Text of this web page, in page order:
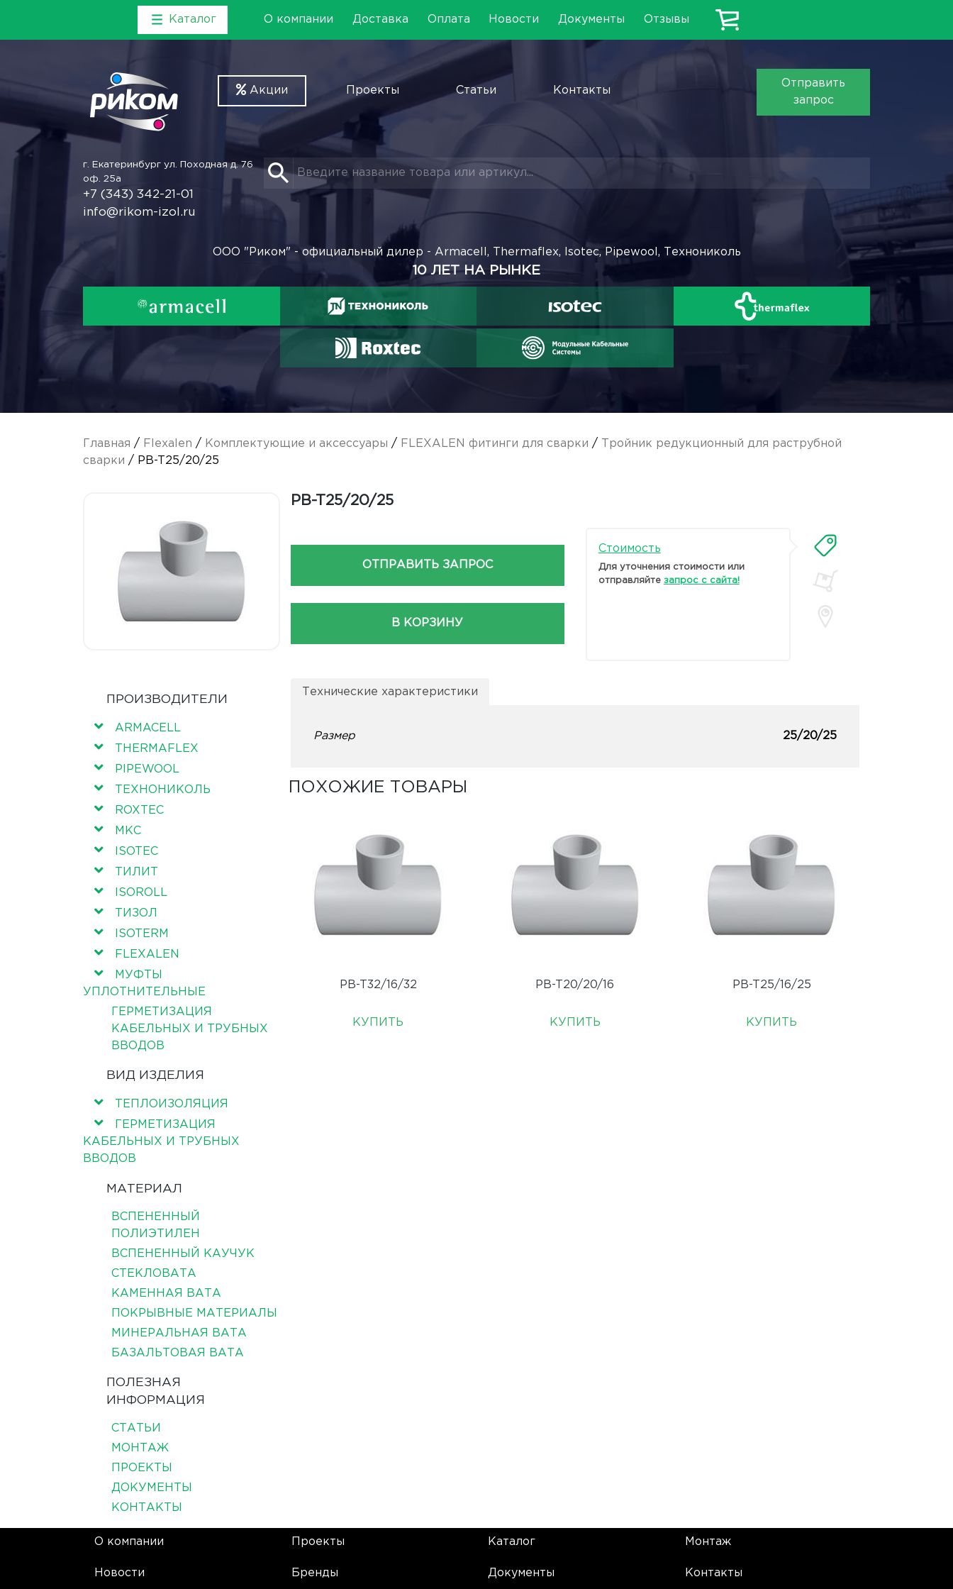
Каталог О компании Доставка Оплата Новости Документы Отзывы
Акции Проекты Статьи Контакты
Отправить
запрос
г. Екатеринбург ул. Походная д. 76
оф. 25а
+7 (343) 342-21-01
info@rikom-izol.ru
ООО "Риком" - официальный дилер - Armacell, Thermaflex, Isotec, Pipewool, Технониколь
10 ЛЕТ НА РЫНКЕ
Главная / Flexalen / Комплектующие и аксессуары / FLEXALEN фитинги для сварки /
Тройник редукционный для раструбной
сварки / PB-T25/20/25
PB-T25/20/25
ОТПРАВИТЬ ЗАПРОС
В КОРЗИНУ
Стоимость
Для уточнения стоимости или
отправляйте запрос с сайта!
ПРОИЗВОДИТЕЛИ
ARMACELL
THERMAFLEX
PIPEWOOL
ТЕХНОНИКОЛЬ
ROXTEC
МКС
ISOTEC
ТИЛИТ
ISOROLL
ТИЗОЛ
ISOTERM
FLEXALEN
МУФТЫ
УПЛОТНИТЕЛЬНЫЕ
ГЕРМЕТИЗАЦИЯ
КАБЕЛЬНЫХ И ТРУБНЫХ
ВВОДОВ
ВИД ИЗДЕЛИЯ
ТЕПЛОИЗОЛЯЦИЯ
ГЕРМЕТИЗАЦИЯ
КАБЕЛЬНЫХ И ТРУБНЫХ
ВВОДОВ
МАТЕРИАЛ
ВСПЕНЕННЫЙ
ПОЛИЭТИЛЕН
ВСПЕНЕННЫЙ КАУЧУК
СТЕКЛОВАТА
КАМЕННАЯ ВАТА
ПОКРЫВНЫЕ МАТЕРИАЛЫ
МИНЕРАЛЬНАЯ ВАТА
БАЗАЛЬТОВАЯ ВАТА
ПОЛЕЗНАЯ
ИНФОРМАЦИЯ
СТАТЬИ
МОНТАЖ
ПРОЕКТЫ
ДОКУМЕНТЫ
КОНТАКТЫ
Технические характеристики
Размер 25/20/25
ПОХОЖИЕ ТОВАРЫ
PB-T32/16/32
КУПИТЬ
PB-T20/20/16
КУПИТЬ
PB-T25/16/25
КУПИТЬ
О компании Проекты Каталог Монтаж
Новости Бренды Документы Контакты